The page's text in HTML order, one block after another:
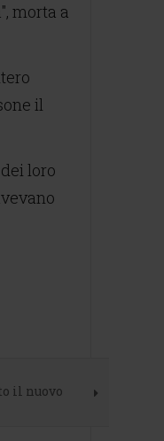
morta a
il
loro
il nuovo